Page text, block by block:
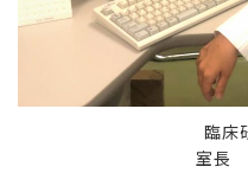
臨床
室長